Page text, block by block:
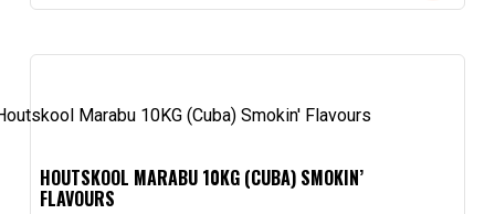
HOUTSKOOL MARABU 10KG (CUBA) SMOKIN’
FLAVOURS